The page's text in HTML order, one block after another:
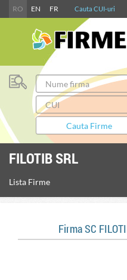
RO EN FR Cauta CUI-uri
FILOTIB SRL
Lista Firme
Firma SC